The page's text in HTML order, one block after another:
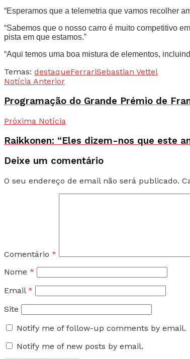
“Esperamos que a telemetria que vamos recolher
“Sabemos que o nosso carro é muito competitivo
pista em que estamos.”
“Aqui temos uma boa mistura de elementos,
Temas: destaqueFerrariSebastian Vettel
Notícia Anterior
Programação do Grande Prémio de
Próxima Notícia
Raikkonen: “Eles dizem-nos que este
Deixe um comentário
O seu endereço de email não será publicado.
Comentário *
Nome *
Email *
Site
Notify me of follow-up comments by email.
Notify me of new posts by email.